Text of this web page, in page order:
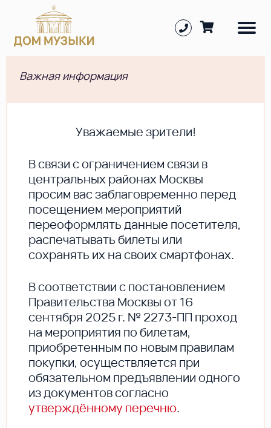
Важная информация
Уважаемые зрители!
В cвязи с ограничением связи в
центральных районах Москвы
просим вас заблаговременно перед
посещением мероприятий
переоформлять данные посетителя,
распечатывать билеты или
сохранять их на своих смартфонах.
В соответствии с постановлением
Правительства Москвы от 16
сентября 2025 г. № 2273-ПП проход
на мероприятия по билетам,
приобретенным по новым правилам
покупки, осуществляется при
обязательном предъявлении одного
из документов согласно
утверждённому перечню.